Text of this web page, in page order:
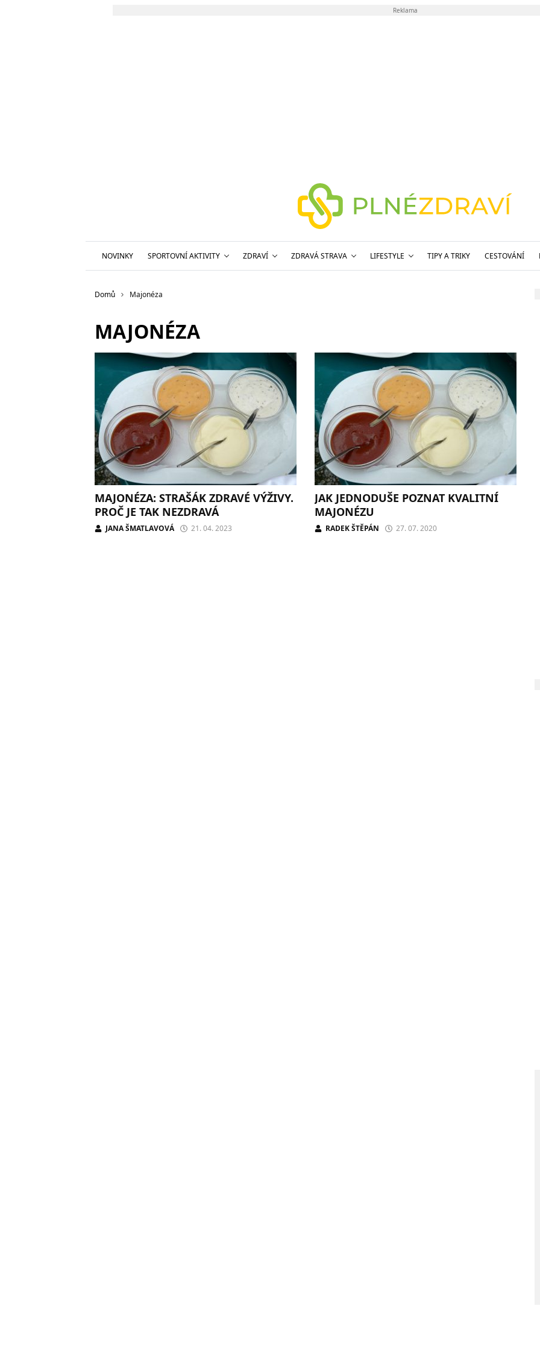
Reklama
NOVINKY SPORTOVNÍ AKTIVITY ZDRAVÍ ZDRAVÁ STRAVA LIFESTYLE TIPY A TRIKY CESTOVÁNÍ
Domů Majonéza
MAJONÉZA
MAJONÉZA: STRAŠÁK ZDRAVÉ VÝŽIVY.
PROČ JE TAK NEZDRAVÁ
JANA ŠMATLAVOVÁ 21. 04. 2023
JAK JEDNODUŠE POZNAT KVALITNÍ
MAJONÉZU
RADEK ŠTĚPÁN 27. 07. 2020